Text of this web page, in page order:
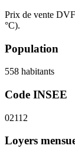
Prix de vente
°C).
Population
558 habitants
Code INSEE
02112
Loyers